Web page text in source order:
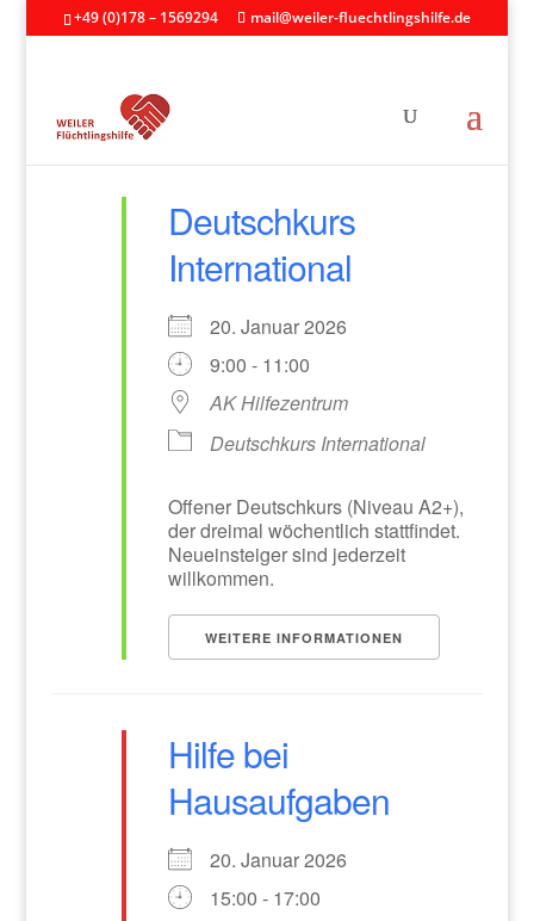
+49 (0)178 – 1569294 mail@weiler-fluechtlingshilfe.de
Deutschkurs
International
20. Januar 2026
9:00 - 11:00
AK Hilfezentrum
Deutschkurs International
Offener Deutschkurs (Niveau A2+),
der dreimal wöchentlich stattfindet.
Neueinsteiger sind jederzeit
willkommen.
WEITERE INFORMATIONEN
Hilfe bei
Hausaufgaben
20. Januar 2026
15:00 - 17:00